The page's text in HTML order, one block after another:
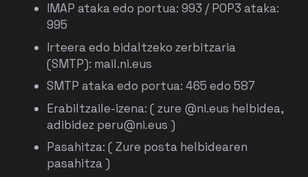
IMAP ataka edo portua: 993 / POP3 ataka:
995
Irteera edo bidaltzeko zerbitzaria
(SMTP): mail.ni.eus
SMTP ataka edo portua: 465 edo 587
Erabiltzaile-izena: ( zure @ni.eus helbidea,
adibidez peru@ni.eus )
Pasahitza: ( Zure posta helbidearen
pasahitza )